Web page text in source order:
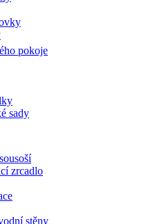
pokoje
sady
zrcadlo
stěny